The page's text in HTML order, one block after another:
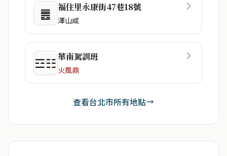
䷌ 福住里永康街47巷18號
澤山咸
☲☷華南駕訓班
火風鼎
查看台北市所有地點